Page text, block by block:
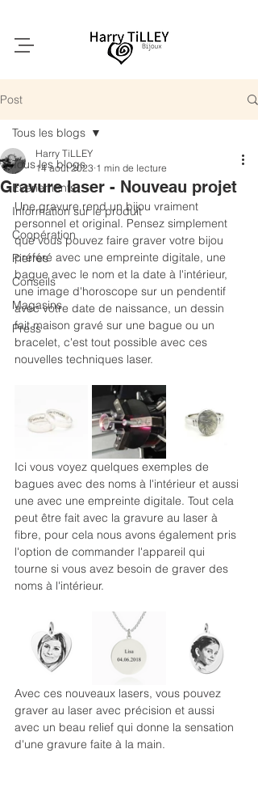
Post
Tous les blogs
Evenements
Information sur le produit
Coopération
Pierres
Conseils
Magasins
Press
Tous les blogs
Gravure laser - Nouveau projet
Harry TiLLEY
14 août 2023 1 min de lecture
Une gravure rend un bijou vraiment
personnel et original. Pensez simplement
que vous pouvez faire graver votre bijou
préféré avec une empreinte digitale, une
bague avec le nom et la date à l'intérieur,
une image d'horoscope sur un pendentif
avec votre date de naissance, un dessin
fait maison gravé sur une bague ou un
bracelet, c'est tout possible avec ces
nouvelles techniques laser.
Ici vous voyez quelques exemples de
bagues avec des noms à l'intérieur et aussi
une avec une empreinte digitale. Tout cela
peut être fait avec la gravure au laser à
fibre, pour cela nous avons également pris
l'option de commander l'appareil qui
tourne si vous avez besoin de graver des
noms à l'intérieur.
Avec ces nouveaux lasers, vous pouvez
graver au laser avec précision et aussi
avec un beau relief qui donne la sensation
d'une gravure faite à la main.